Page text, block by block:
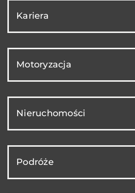
Kariera
Motoryzacja
Nieruchomości
Podróże